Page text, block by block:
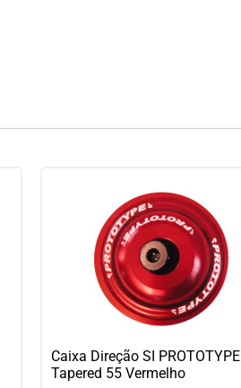
Caixa Direção SI PROTOTYPE
Tapered 55 Vermelho